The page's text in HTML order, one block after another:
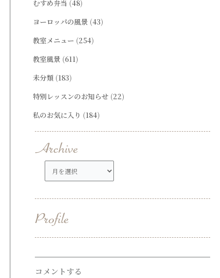
むすめ弁当 (48)
ヨーロッパの風景 (43)
教室メニュー (254)
教室風景 (611)
未分類 (183)
特別レッスンのお知らせ (22)
私のお気に入り (184)
カ
ブ
コメントする